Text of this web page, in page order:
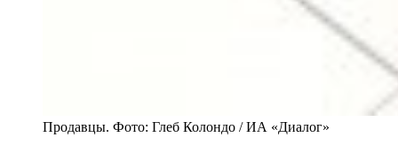
Продавцы. Фото: Глеб Колондо / ИА «Диалог»